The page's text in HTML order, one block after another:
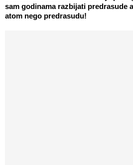
sam godinama razbijati predrasude
atom nego predrasudu!